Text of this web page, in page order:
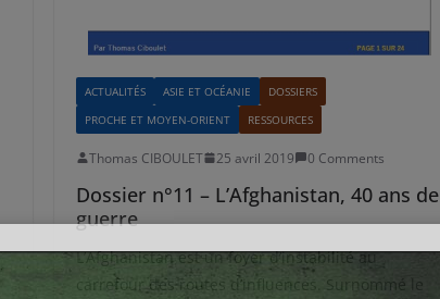
ACTUALITÉS ASIE ET OCÉANIE
DOSSIERS
PROCHE ET MOYEN-ORIENT
RESSOURCES
Thomas CIBOULET 25 avril 2019 0 Comments
Dossier n°11 – L’Afghanistan, 40 ans de
guerre
L’Afghanistan est un foyer d’instabilité au
carrefour des routes d’influences. Surnommé le